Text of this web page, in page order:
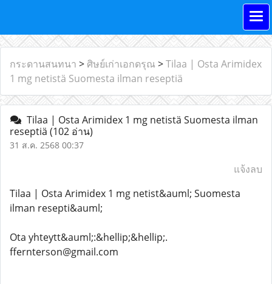
กระดานสนทนา > ศิษย์เก่าเอกดรุณ >Tilaa | Osta Arimidex
1 mg netistä Suomesta ilman reseptiä
Tilaa | Osta Arimidex 1 mg netistä Suomesta ilman
reseptiä (102 อ่าน)
31 ส.ค. 2568 00:37
แจ้งลบ
Tilaa | Osta Arimidex 1 mg netist&auml; Suomesta
ilman resepti&auml;
Ota yhteytt&auml;:&hellip;&hellip;.
ffernterson@gmail.com